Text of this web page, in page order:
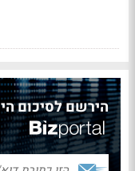
הירשם לסיכום